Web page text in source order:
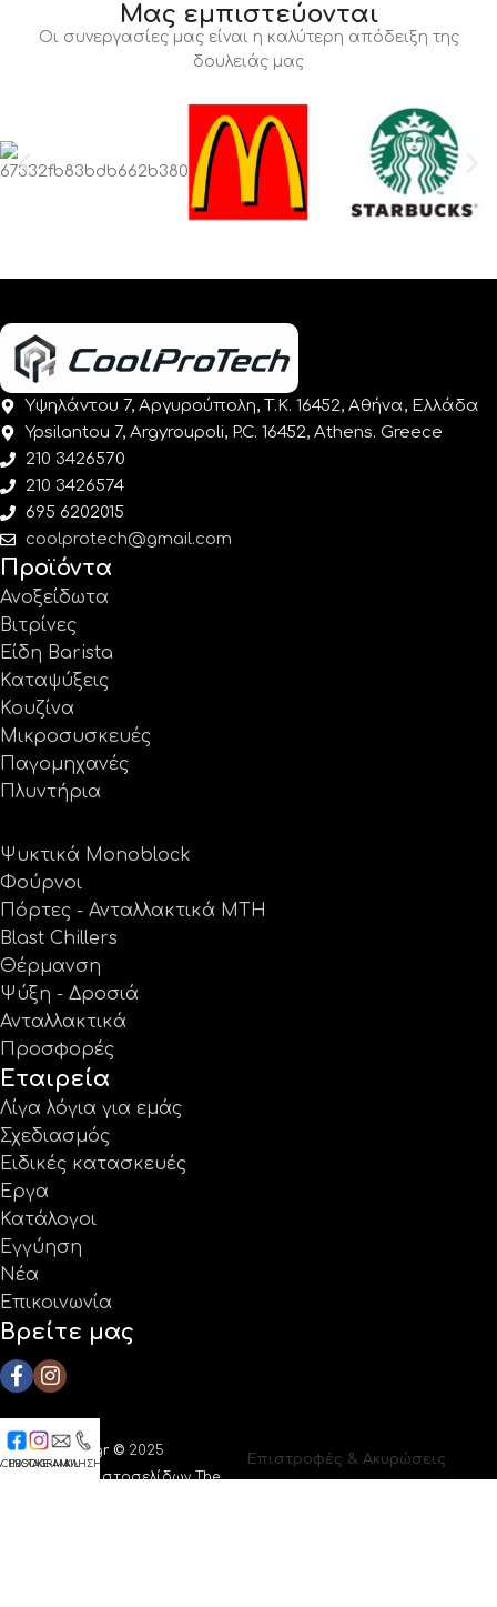
Μας εμπιστεύονται
Οι συνεργασίες μας είναι η καλύτερη απόδειξη της
δουλειάς μας
Υψηλάντου 7, Αργυρούπολη, Τ.Κ. 16452, Αθήνα, Ελλάδα
Ypsilantou 7, Argyroupoli, P.C. 16452, Athens. Greece
210 3426570
210 3426574
695 6202015
coolprotech@gmail.com
Προϊόντα
Ανοξείδωτα
Βιτρίνες
Είδη Barista
Καταψύξεις
Κουζίνα
Μικροσυσκευές
Παγομηχανές
Πλυντήρια
Ψυκτικά Monoblock
Φούρνοι
Πόρτες - Ανταλλακτικά MTH
Blast Chillers
Θέρμανση
Ψύξη - Δροσιά
Ανταλλακτικά
Προσφορές
Εταιρεία
Λίγα λόγια για εμάς
Σχεδιασμός
Ειδικές κατασκευές
Έργα
Κατάλογοι
Εγγύηση
Νέα
Επικοινωνία
Βρείτε μας
Coolprotech.gr © 2025
Κατασκευή ιστοσελίδων The
Επιστροφές & Ακυρώσεις
INSTAGRAM
E-MAILΚΛΗΣΗ